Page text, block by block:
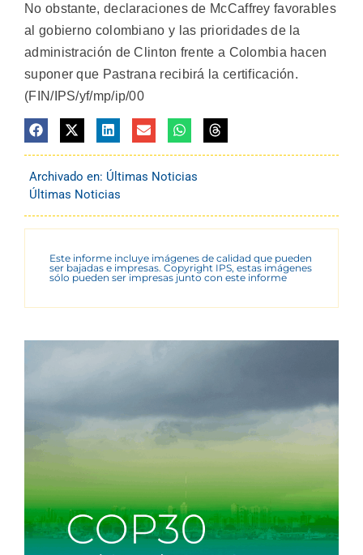
No obstante, declaraciones de McCaffrey favorables
al gobierno colombiano y las prioridades de la
administración de Clinton frente a Colombia hacen
suponer que Pastrana recibirá la certificación.
(FIN/IPS/yf/mp/ip/00
Archivado en: Últimas Noticias
Últimas Noticias
Este informe incluye imágenes de calidad que pueden
ser bajadas e impresas. Copyright IPS, estas imágenes
sólo pueden ser impresas junto con este informe